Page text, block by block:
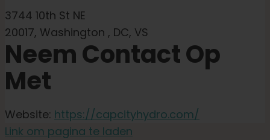
3744 10th St NE
20017, Washington , DC, VS
Neem Contact Op
Met
Website: https://capcityhydro.com/
Link om pagina te laden